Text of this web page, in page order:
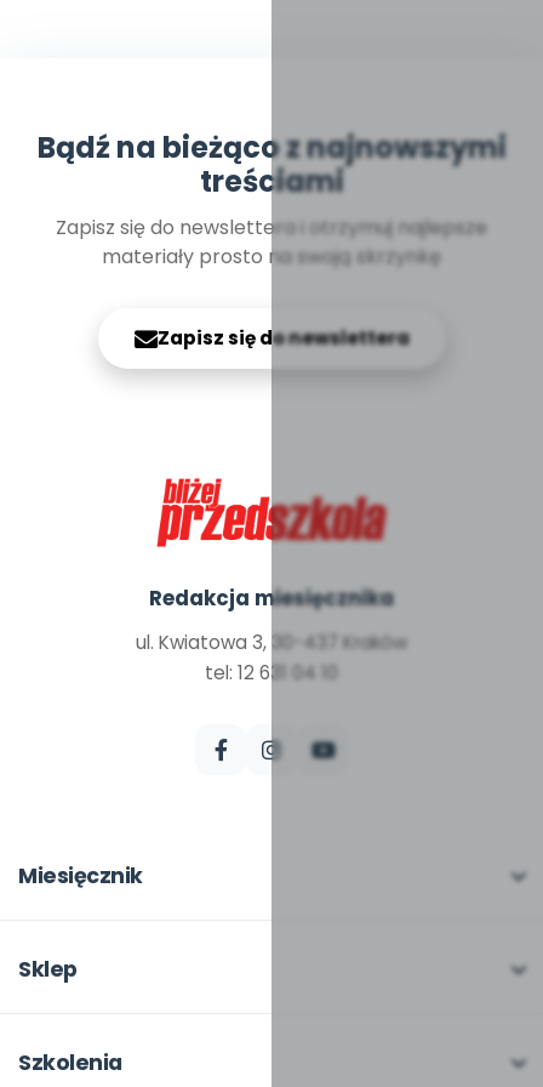
Bądź na bieżąco z najnowszymi
treściami
Zapisz się do newslettera i otrzymuj najlepsze
materiały prosto na swoją skrzynkę
Zapisz się do newslettera
Redakcja miesięcznika
ul. Kwiatowa 3, 30-437 Kraków
tel: 12 631 04 10
Miesięcznik
W numerze
Pomoce dydaktyczne
Sklep
Moje zakupy
Szkolenia